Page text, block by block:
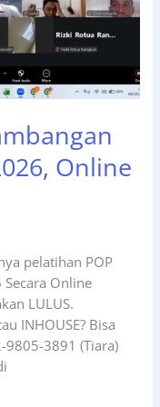
Online
pelatihan POP
Online
LULUS.
INHOUSE? Bisa
3891 (Tiara)